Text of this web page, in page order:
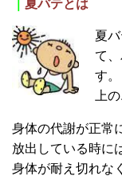
夏バテとは
夏
て
す。
上
身体の代謝が正常
放出している時に
身体が耐え切れな